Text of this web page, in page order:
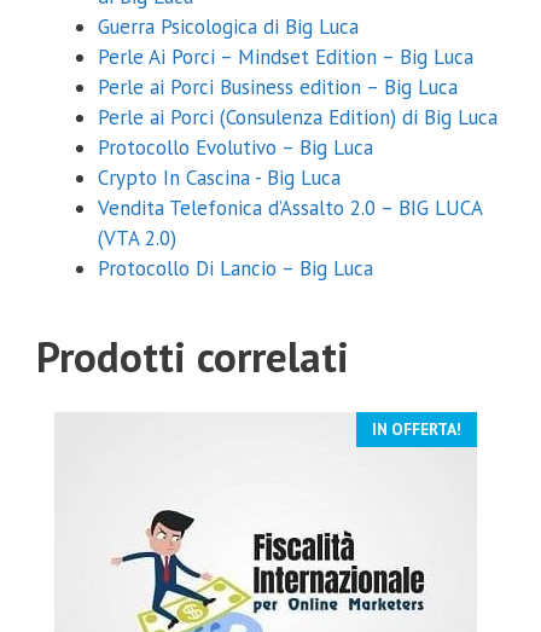
Guerra Psicologica di Big Luca
Perle Ai Porci – Mindset Edition – Big Luca
Perle ai Porci Business edition – Big Luca
Perle ai Porci (Consulenza Edition) di Big Luca
Protocollo Evolutivo – Big Luca
Crypto In Cascina - Big Luca
Vendita Telefonica d’Assalto 2.0 – BIG LUCA
(VTA 2.0)
Protocollo Di Lancio – Big Luca
Prodotti correlati
IN OFFERTA!